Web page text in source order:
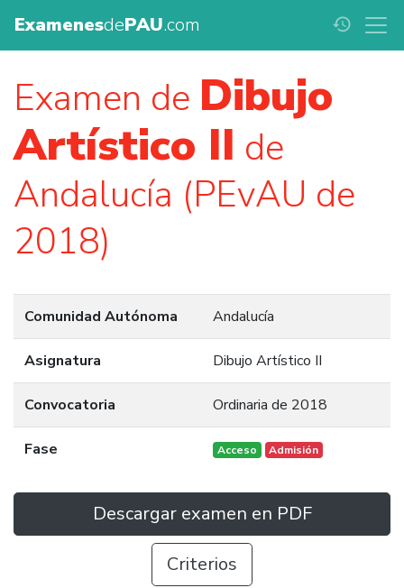
ExamenesdePAU.com history
Examen de Dibujo
Artístico II de
Andalucía (PEvAU de
2018)
Comunidad Autónoma Andalucía
Asignatura Dibujo Artístico II
Convocatoria Ordinaria de 2018
Fase Acceso Admisión
Descargar examen en PDF
Criterios